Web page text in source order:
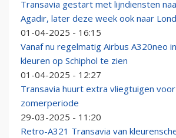
Transavia gestart met lijndiensten
Agadir, later deze week ook naar
01-04-2025 - 16:15
Vanaf nu regelmatig Airbus A320neo
kleuren op Schiphol te zien
01-04-2025 - 12:27
Transavia huurt extra vliegtuigen
zomerperiode
29-03-2025 - 11:20
Retro-A321 Transavia van